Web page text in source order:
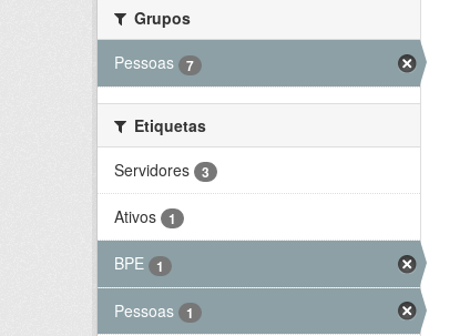
Grupos
Pessoas
7
Etiquetas
Servidores
3
Ativos 1
BPE 1
Pessoas 1